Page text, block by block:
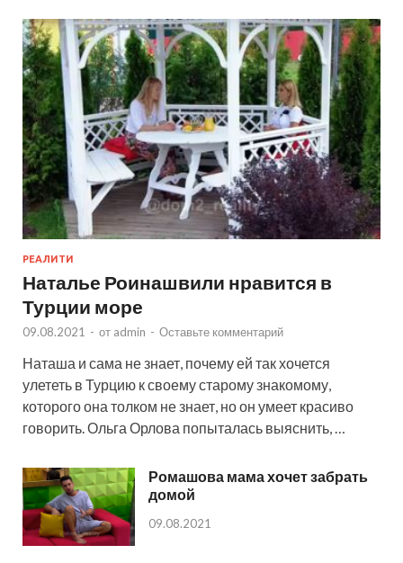
РЕАЛИТИ
Наталье Роинашвили нравится в
Турции море
09.08.2021 - от admin - Оставьте комментарий
Наташа и сама не знает, почему ей так хочется
улететь в Турцию к своему старому знакомому,
которого она толком не знает, но он умеет красиво
говорить. Ольга Орлова попыталась выяснить, …
Ромашова мама хочет забрать
домой
09.08.2021